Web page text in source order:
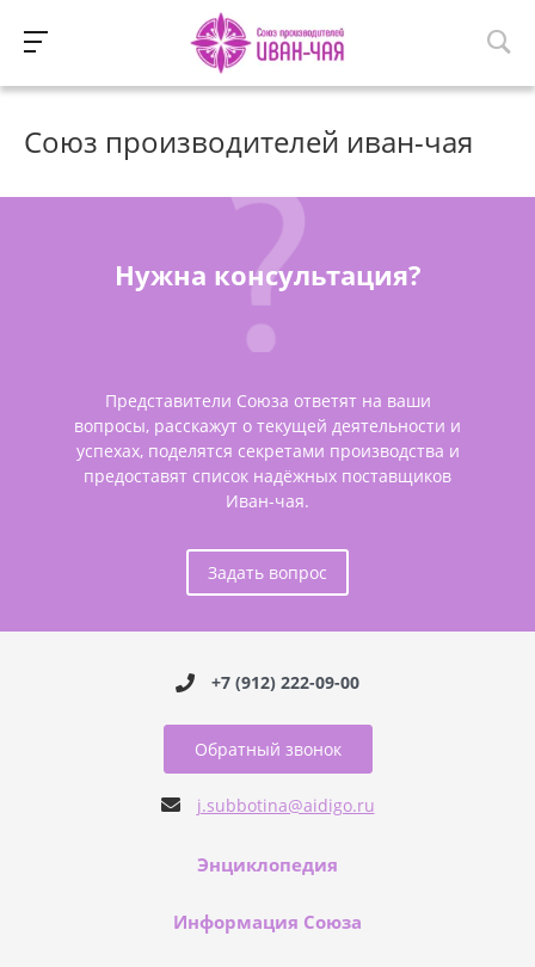
Союз производителей иван-чая
Нужна консультация?
Представители Союза ответят на ваши
вопросы, расскажут о текущей деятельности и
успехах, поделятся секретами производства и
предоставят список надёжных поставщиков
Иван-чая.
Задать вопрос
+7 (912) 222-09-00
Обратный звонок
j.subbotina@aidigo.ru
Энциклопедия
Информация Союза